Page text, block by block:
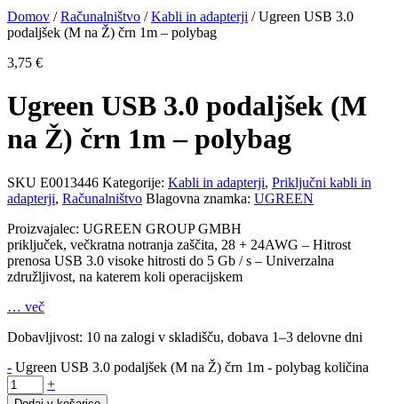
Domov /Računalništvo /Kabli in adapterji / Ugreen USB 3.0
podaljšek (M na Ž) črn 1m – polybag
3,75 €
Ugreen USB 3.0 podaljšek (M
na Ž) črn 1m – polybag
SKU E0013446 Kategorije: Kabli in adapterji, Priključni kabli in
adapterji, Računalništvo Blagovna znamka: UGREEN
Proizvajalec: UGREEN GROUP GMBH
priključek, večkratna notranja zaščita, 28 + 24AWG – Hitrost
prenosa USB 3.0 visoke hitrosti do 5 Gb / s – Univerzalna
združljivost, na katerem koli operacijskem
… več
Dobavljivost: 10 na zalogi v skladišču, dobava 1–3 delovne dni
- Ugreen USB 3.0 podaljšek (M na Ž) črn 1m - polybag količina
+